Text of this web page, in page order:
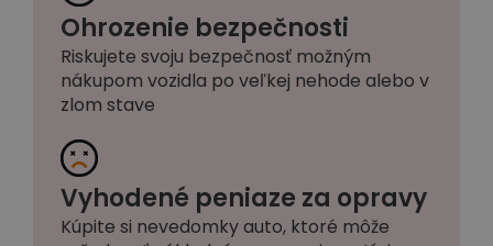
Ohrozenie bezpečnosti
Riskujete svoju bezpečnosť možným
nákupom vozidla po veľkej nehode alebo v
zlom stave
Vyhodené peniaze za opravy
Kúpite si nevedomky auto, ktoré môže